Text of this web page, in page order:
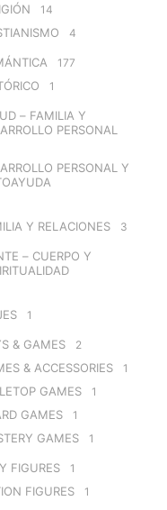
14
4
177
1
– FAMILIA Y
PERSONAL
PERSONAL Y
Y RELACIONES 3
– CUERPO Y
1
& GAMES 2
& ACCESSORIES 1
GAMES 1
GAMES 1
GAMES 1
FIGURES 1
FIGURES 1